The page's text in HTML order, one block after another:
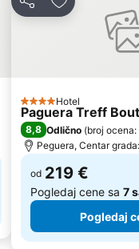
Deli Dodati u
4 Zvezdice
Hotel
Paguera Treff
8,8 Odlično (broj ocena:
Peguera, Centar
od 219 €
Pogledaj cene sa 7
Pogledaj